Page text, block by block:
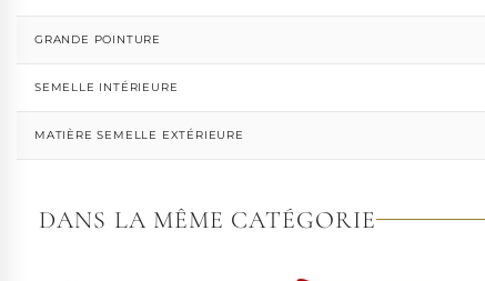
GRANDE POINTURE
SEMELLE INTÉRIEURE
MATIÈRE SEMELLE EXTÉRIEURE
DANS LA MÊME CATÉGORIE